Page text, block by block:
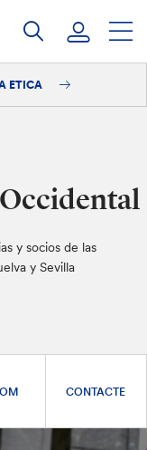
ETICA
y socios de las
y Sevilla
CONTACTE